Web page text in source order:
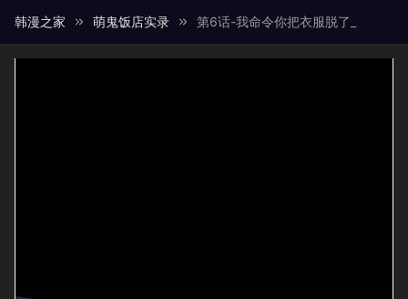
韩漫之家 萌鬼饭店实录 第6话-我命令你把衣服脱了_